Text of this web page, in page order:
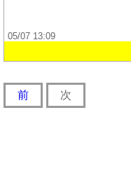
05/07 13:09
前 次